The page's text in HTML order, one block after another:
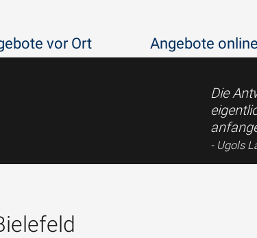
vor Ort Angebote online
Die
Ugols